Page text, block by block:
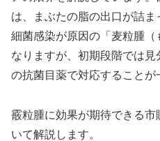
は、まぶたの脂の出口が詰ま
細菌感染が原因の「麦粒腫
なりますが、初期段階では
の抗菌目薬で対応することが
霰粒腫に効果が期待できる
いて解説します。